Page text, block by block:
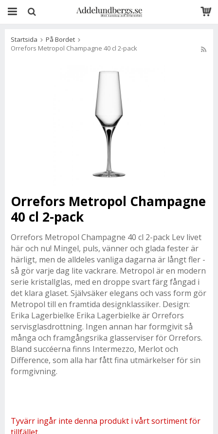
Startsida
På Bordet
Orrefors Metropol Champagne 40 cl 2-pack
Orrefors Metropol Champagne
40 cl 2-pack
Orrefors Metropol Champagne 40 cl 2-pack Lev livet
här och nu! Mingel, puls, vänner och glada fester är
härligt, men de alldeles vanliga dagarna är långt fler -
så gör varje dag lite vackrare. Metropol är en modern
serie kristallglas, med en droppe svart färg fångad i
det klara glaset. Självsäker elegans och vass form gör
Metropol till en framtida designklassiker. Design:
Erika Lagerbielke Erika Lagerbielke är Orrefors
servisglasdrottning. Ingen annan har formgivit så
många och framgångsrika glasserviser för Orrefors.
Bland succéerna finns Intermezzo, Merlot och
Difference, som alla har fått fina utmärkelser för sin
formgivning.
Tyvärr ingår inte denna produkt i vårt sortiment för